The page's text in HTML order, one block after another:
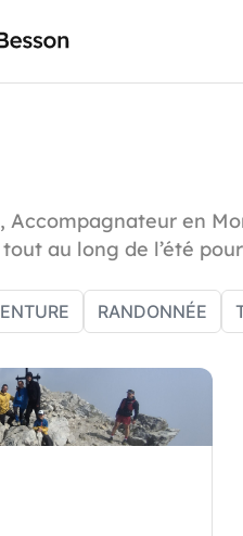
Accompagnateur en
au long de l’été
RANDONNÉE